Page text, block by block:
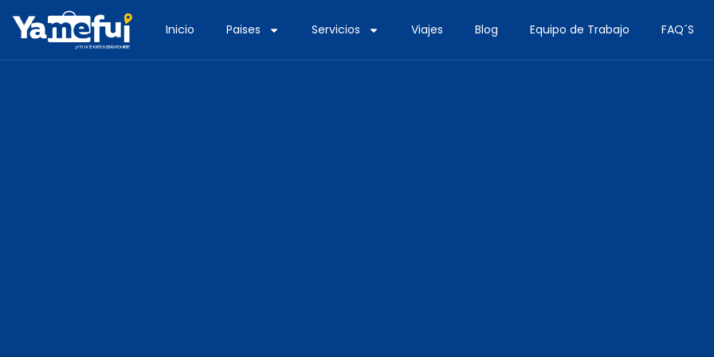
Inicio Paises Servicios Viajes Blog Equipo de Trabajo FAQ´S